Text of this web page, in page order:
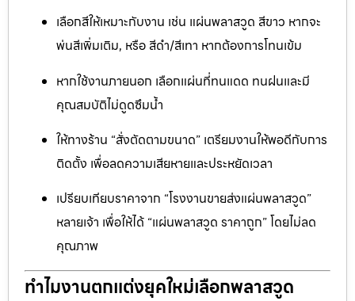
เลือกสีให้เหมาะกับงาน เช่น แผ่นพลาสวูด สีขาว หากจะ
พ่นสีเพิ่มเติม, หรือ สีดำ/สีเทา หากต้องการโทนเข้ม
หากใช้งานภายนอก เลือกแผ่นที่ทนแดด ทนฝนและมี
คุณสมบัติไม่ดูดซึมน้ำ
ให้ทางร้าน “สั่งตัดตามขนาด” เตรียมงานให้พอดีกับการ
ติดตั้ง เพื่อลดความเสียหายและประหยัดเวลา
เปรียบเทียบราคาจาก “โรงงานขายส่งแผ่นพลาสวูด”
หลายเจ้า เพื่อให้ได้ “แผ่นพลาสวูด ราคาถูก” โดยไม่ลด
คุณภาพ
ทำไมงานตกแต่งยุคใหม่เลือกพลาสวูด